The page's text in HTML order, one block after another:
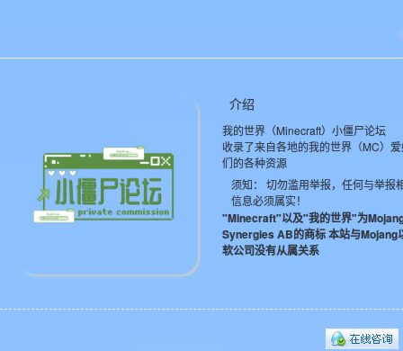
介绍
我的世界（Minecraft）小僵尸论坛
收录了来自各地的我的世界（MC）
们的各种资源
须知： 切勿滥用举报，任何与举报
信息必须属实！
"Minecraft"以及"我的世界"为
Synergies AB的商标 本站与Mojang
软公司没有从属关系